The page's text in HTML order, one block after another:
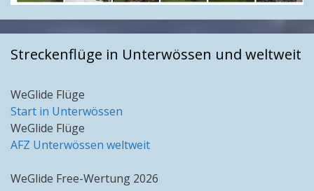
Streckenflüge in Unterwössen und weltweit
WeGlide Flüge
Start in Unterwössen
WeGlide Flüge
AFZ Unterwössen weltweit
WeGlide Free-Wertung 2026